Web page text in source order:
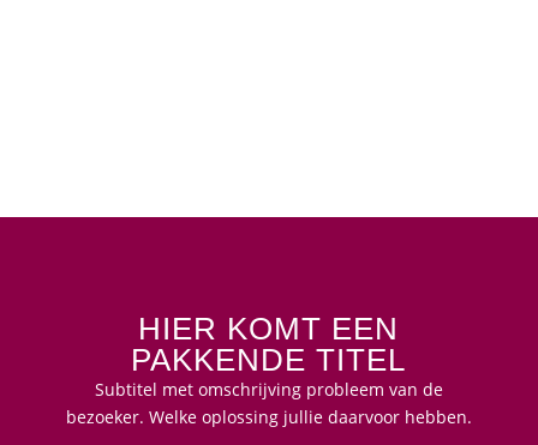
HIER KOMT EEN
PAKKENDE TITEL
Subtitel met omschrijving probleem van de
bezoeker. Welke oplossing jullie daarvoor hebben.